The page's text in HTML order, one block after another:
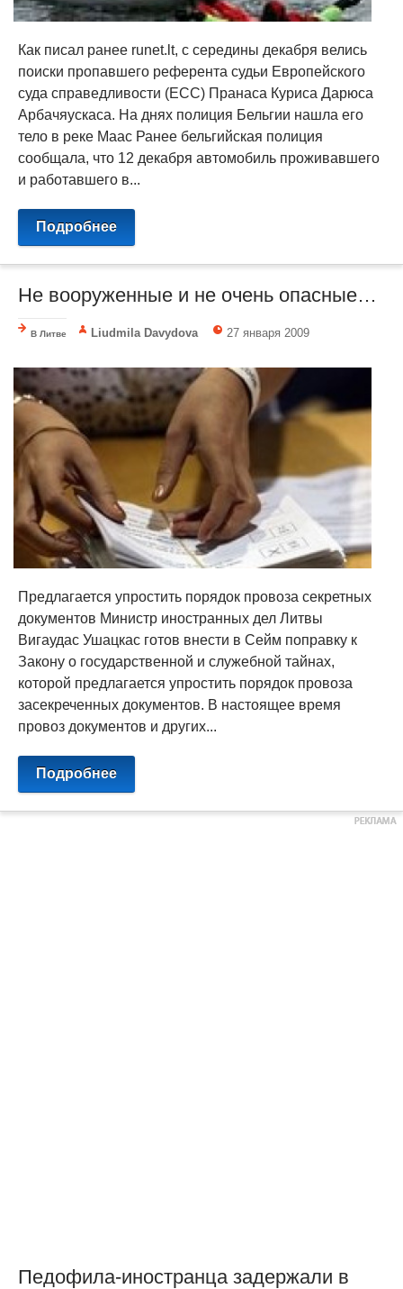
Как писал ранее runet.lt, с середины декабря велись
поиски пропавшего референта судьи Европейского
суда справедливости (ЕСС) Пранаса Куриса Дарюса
Арбачяускаса. На днях полиция Бельгии нашла его
тело в реке Маас Ранее бельгийская полиция
сообщала, что 12 декабря автомобиль проживавшего
и работавшего в...
Подробнее
Не вооруженные и не очень опасные…
В Литве Liudmila Davydova 27 января 2009
Предлагается упростить порядок провоза секретных
документов Министр иностранных дел Литвы
Вигаудас Ушацкас готов внести в Сейм поправку к
Закону о государственной и служебной тайнах,
которой предлагается упростить порядок провоза
засекреченных документов. В настоящее время
провоз документов и других...
Подробнее
Педофила-иностранца задержали в